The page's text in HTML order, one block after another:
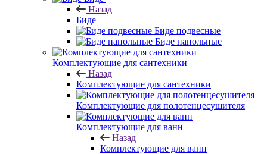
Назад
Биде
Биде подвесные
Биде напольные
Комплектующие для сантехники
Назад
Комплектующие для сантехники
Комплектующие для полотенцесушителя
Комплектующие для ванн
Назад
Комплектующие для ванн